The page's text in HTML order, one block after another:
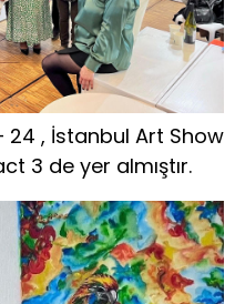
24 , İstanbul Art Show
3 de yer almıştır.